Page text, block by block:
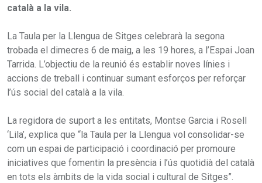
català a la vila.
La Taula per la Llengua de Sitges celebrarà la segona
trobada el dimecres 6 de maig, a les 19 hores, a l’Espai Joan
Tarrida. L’objectiu de la reunió és establir noves línies i
accions de treball i continuar sumant esforços per reforçar
l’ús social del català a la vila.
La regidora de suport a les entitats, Montse Garcia i Rosell
‘Lila’, explica que “la Taula per la Llengua vol consolidar-se
com un espai de participació i coordinació per promoure
iniciatives que fomentin la presència i l’ús quotidià del català
en tots els àmbits de la vida social i cultural de Sitges”.